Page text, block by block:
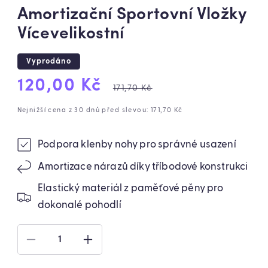
Amortizační Sportovní Vložky
Vícevelikostní
Vyprodáno
Výprodejová
cena
120,00 Kč
Běžná
cena
171,70 Kč
Nejnižší cena z 30 dnů před slevou: 171,70 Kč
Podpora klenby nohy pro správné usazení
Amortizace nárazů díky tříbodové konstrukci
Elastický materiál z paměťové pěny pro
dokonalé pohodlí
SNÍŽIT
MNOŽSTVÍ
ZVÝŠIT
MNOŽSTVÍ